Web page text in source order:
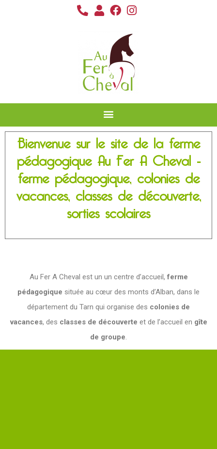
Bienvenue sur le site de la ferme
pédagogique Au Fer A Cheval -
ferme pédagogique, colonies de
vacances, classes de découverte,
sorties scolaires
Au Fer A Cheval est un un centre d’accueil, ferme
pédagogique située au cœur des monts d’Alban, dans le
département du Tarn qui organise des colonies de
vacances, des classes de découverte et de l’accueil en gîte
de groupe.